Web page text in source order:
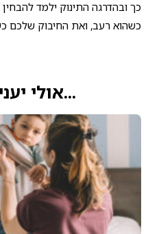
כך ובהדרגה התינוק ילמד
כשהוא רעב, ואת החיבוק שלכם
...אולי